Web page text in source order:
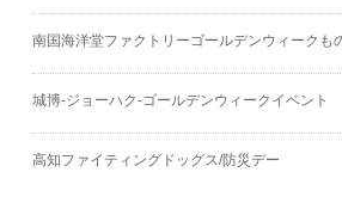
南国海洋堂ファクトリーゴールデンウィークも
城博‐ジョーハク‐ゴールデンウィークイベント
高知ファイティングドッグス/防災デー